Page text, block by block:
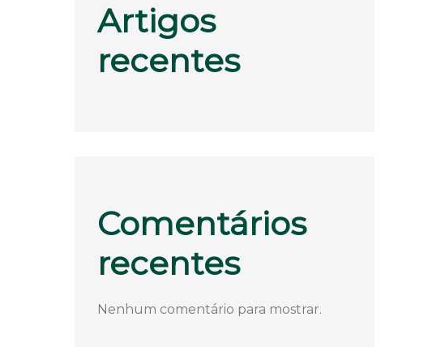
Artigos
recentes
Comentários
recentes
Nenhum comentário para mostrar.